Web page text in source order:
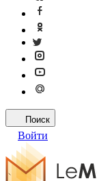
Поиск
Войти